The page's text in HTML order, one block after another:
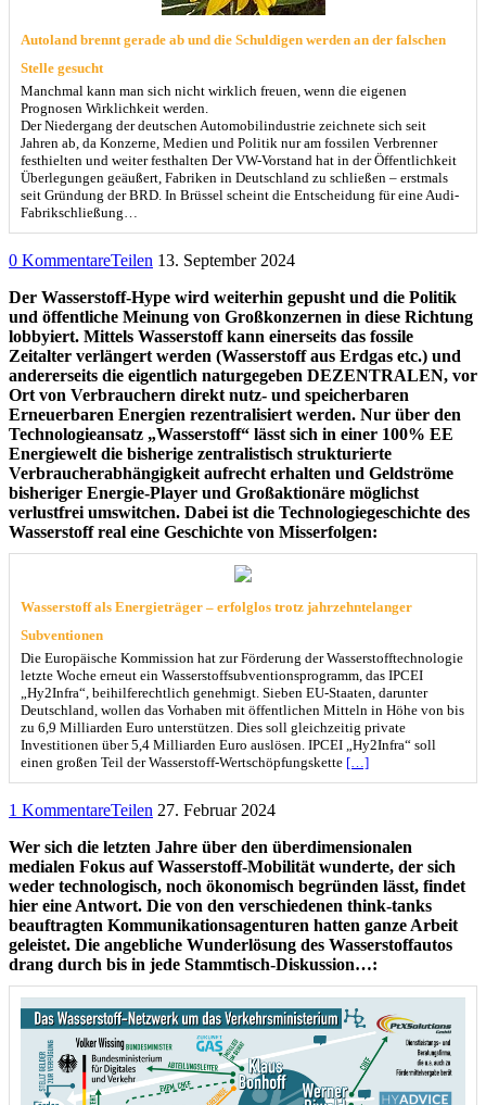
Autoland brennt gerade ab und die Schuldigen werden an der falschen
Stelle gesucht
Manchmal kann man sich nicht wirklich freuen, wenn die eigenen
Prognosen Wirklichkeit werden.
Der Niedergang der deutschen Automobilindustrie zeichnete sich seit
Jahren ab, da Konzerne, Medien und Politik nur am fossilen Verbrenner
festhielten und weiter festhalten Der VW-Vorstand hat in der Öffentlichkeit
Überlegungen geäußert, Fabriken in Deutschland zu schließen – erstmals
seit Gründung der BRD. In Brüssel scheint die Entscheidung für eine Audi-
Fabrikschließung…
0 KommentareTeilen 13. September 2024
Der Wasserstoff-Hype wird weiterhin gepusht und die Politik
und öffentliche Meinung von Großkonzernen in diese Richtung
lobbyiert. Mittels Wasserstoff kann einerseits das fossile
Zeitalter verlängert werden (Wasserstoff aus Erdgas etc.) und
andererseits die eigentlich naturgegeben DEZENTRALEN, vor
Ort von Verbrauchern direkt nutz- und speicherbaren
Erneuerbaren Energien rezentralisiert werden. Nur über den
Technologieansatz „Wasserstoff“ lässt sich in einer 100% EE
Energiewelt die bisherige zentralistisch strukturierte
Verbraucherabhängigkeit aufrecht erhalten und Geldströme
bisheriger Energie-Player und Großaktionäre möglichst
verlustfrei umswitchen. Dabei ist die Technologiegeschichte des
Wasserstoff real eine Geschichte von Misserfolgen:
Wasserstoff als Energieträger – erfolglos trotz jahrzehntelanger
Subventionen
Die Europäische Kommission hat zur Förderung der Wasserstofftechnologie
letzte Woche erneut ein Wasserstoffsubventionsprogramm, das IPCEI
„Hy2Infra“, beihilferechtlich genehmigt. Sieben EU-Staaten, darunter
Deutschland, wollen das Vorhaben mit öffentlichen Mitteln in Höhe von bis
zu 6,9 Milliarden Euro unterstützen. Dies soll gleichzeitig private
Investitionen über 5,4 Milliarden Euro auslösen. IPCEI „Hy2Infra“ soll
einen großen Teil der Wasserstoff-Wertschöpfungskette […]
1 KommentareTeilen 27. Februar 2024
Wer sich die letzten Jahre über den überdimensionalen
medialen Fokus auf Wasserstoff-Mobilität wunderte, der sich
weder technologisch, noch ökonomisch begründen lässt, findet
hier eine Antwort. Die von den verschiedenen think-tanks
beauftragten Kommunikationsagenturen hatten ganze Arbeit
geleistet. Die angebliche Wunderlösung des Wasserstoffautos
drang durch bis in jede Stammtisch-Diskussion…: